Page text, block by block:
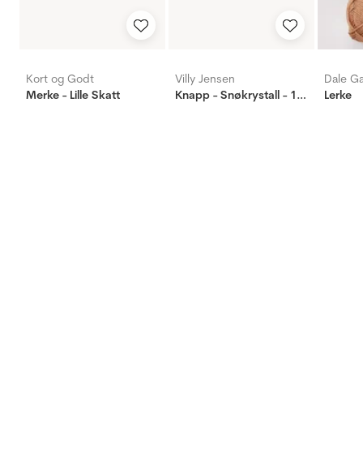
Kort og Godt
Merke - Lille Skatt
Villy Jensen
Knapp - Snøkrystall - 15mm
Dale
Lerke